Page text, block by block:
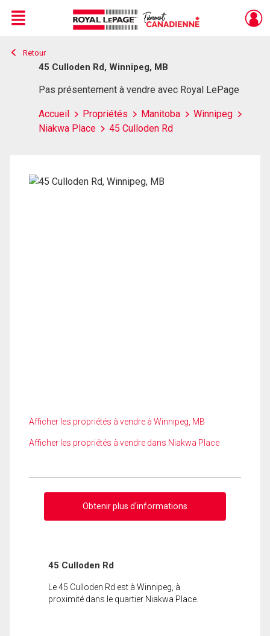
Live
En Direct
Menu
Retour
45 Culloden Rd, Winnipeg, MB
Pas présentement à vendre avec Royal LePage
Accueil Propriétés Manitoba
Winnipeg
Niakwa Place
45 Culloden Rd
Afficher les propriétés à vendre à Winnipeg, MB
Afficher les propriétés à vendre dans Niakwa Place
Obtenir plus d'informations
45 Culloden Rd
Le 45 Culloden Rd est à Winnipeg, à
proximité dans le quartier Niakwa Place.